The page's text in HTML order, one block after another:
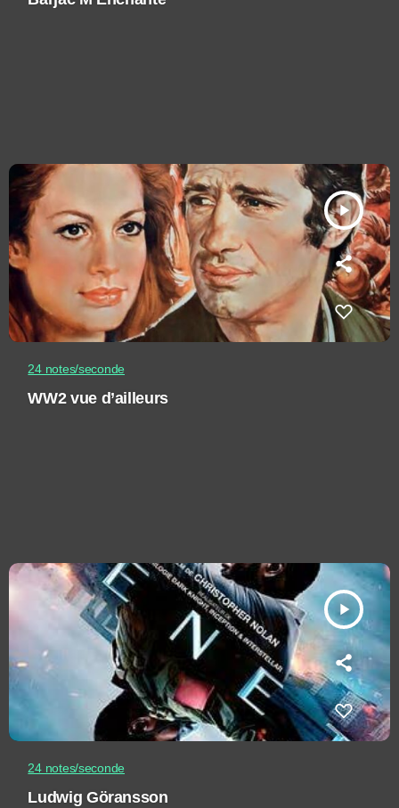
play_arrow
24 notes/seconde
WW2 vue d’ailleurs
play_arrow
24 notes/seconde
Ludwig Göransson